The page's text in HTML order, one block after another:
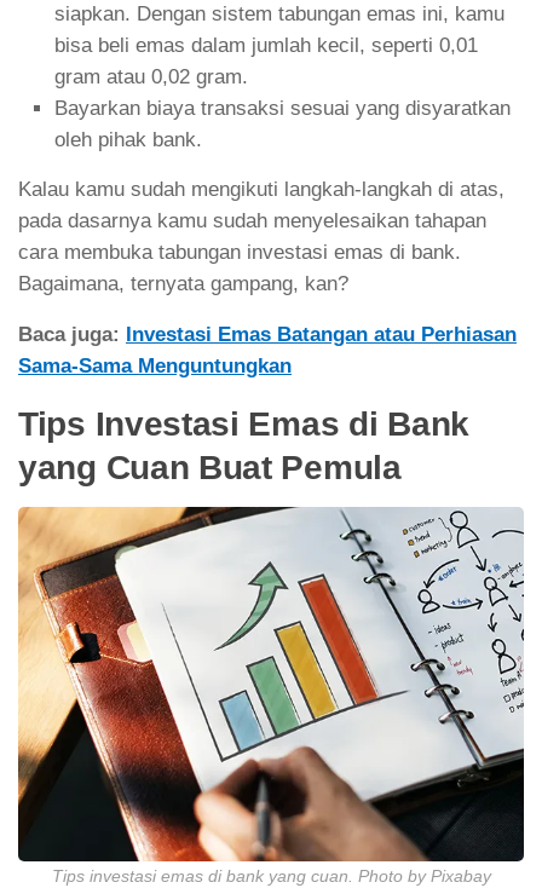
siapkan. Dengan sistem tabungan emas ini, kamu
bisa beli emas dalam jumlah kecil, seperti 0,01
gram atau 0,02 gram.
Bayarkan biaya transaksi sesuai yang disyaratkan
oleh pihak bank.
Kalau kamu sudah mengikuti langkah-langkah di atas,
pada dasarnya kamu sudah menyelesaikan tahapan
cara membuka tabungan investasi emas di bank.
Bagaimana, ternyata gampang, kan?
Baca juga:
Investasi Emas Batangan atau Perhiasan
Sama-Sama Menguntungkan
Tips Investasi Emas di Bank
yang Cuan Buat Pemula
Tips investasi emas di bank yang cuan. Photo by Pixabay